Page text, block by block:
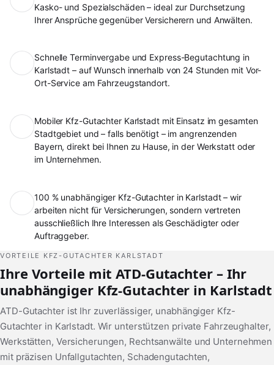
Kasko- und Spezialschäden – ideal zur Durchsetzung
Ihrer Ansprüche gegenüber Versicherern und Anwälten.
Schnelle Terminvergabe und Express-Begutachtung in
Karlstadt – auf Wunsch innerhalb von 24 Stunden mit Vor-
Ort-Service am Fahrzeugstandort.
Mobiler Kfz-Gutachter Karlstadt mit Einsatz im gesamten
Stadtgebiet und – falls benötigt – im angrenzenden
Bayern, direkt bei Ihnen zu Hause, in der Werkstatt oder
im Unternehmen.
100 % unabhängiger Kfz-Gutachter in Karlstadt – wir
arbeiten nicht für Versicherungen, sondern vertreten
ausschließlich Ihre Interessen als Geschädigter oder
Auftraggeber.
VORTEILE KFZ-GUTACHTER KARLSTADT
Ihre Vorteile mit ATD-Gutachter – Ihr
unabhängiger Kfz-Gutachter in Karlstadt
ATD-Gutachter ist Ihr zuverlässiger, unabhängiger Kfz-
Gutachter in Karlstadt. Wir unterstützen private Fahrzeughalter,
Werkstätten, Versicherungen, Rechtsanwälte und Unternehmen
mit präzisen Unfallgutachten, Schadengutachten,